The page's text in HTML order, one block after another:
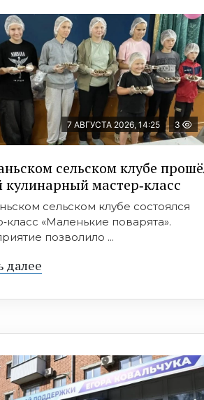
7 АВГУСТА 2026, 14:25 3
сельском клубе
кулинарный мастер‑класс
сельском клубе состоялся
«Маленькие поварята».
позволило ...
далее